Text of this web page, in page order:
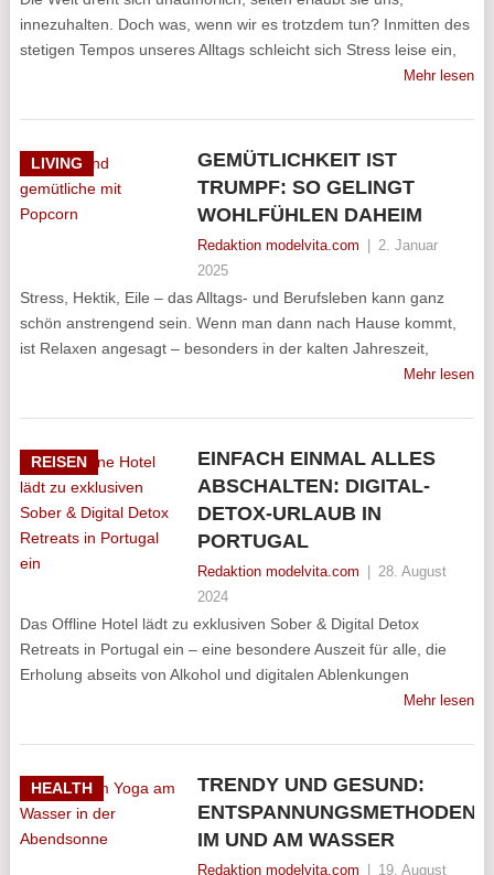
innezuhalten. Doch was, wenn wir es trotzdem tun? Inmitten des
stetigen Tempos unseres Alltags schleicht sich Stress leise ein,
Mehr lesen
LIVING
GEMÜTLICHKEIT IST
TRUMPF: SO GELINGT
WOHLFÜHLEN DAHEIM
Redaktion modelvita.com
2. Januar
2025
Stress, Hektik, Eile – das Alltags- und Berufsleben kann ganz
schön anstrengend sein. Wenn man dann nach Hause kommt,
ist Relaxen angesagt – besonders in der kalten Jahreszeit,
Mehr lesen
REISEN
EINFACH EINMAL ALLES
ABSCHALTEN: DIGITAL-
DETOX-URLAUB IN
PORTUGAL
Redaktion modelvita.com
28. August
2024
Das Offline Hotel lädt zu exklusiven Sober & Digital Detox
Retreats in Portugal ein – eine besondere Auszeit für alle, die
Erholung abseits von Alkohol und digitalen Ablenkungen
Mehr lesen
HEALTH
TRENDY UND GESUND:
ENTSPANNUNGSMETHODEN
IM UND AM WASSER
Redaktion modelvita.com 19. August